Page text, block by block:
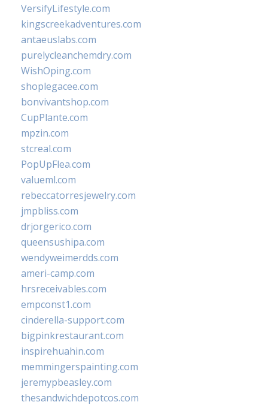
VersifyLifestyle.com
kingscreekadventures.com
antaeuslabs.com
purelycleanchemdry.com
WishOping.com
shoplegacee.com
bonvivantshop.com
CupPlante.com
mpzin.com
stcreal.com
PopUpFlea.com
valueml.com
rebeccatorresjewelry.com
jmpbliss.com
drjorgerico.com
queensushipa.com
wendyweimerdds.com
ameri-camp.com
hrsreceivables.com
empconst1.com
cinderella-support.com
bigpinkrestaurant.com
inspirehuahin.com
memmingerspainting.com
jeremypbeasley.com
thesandwichdepotcos.com